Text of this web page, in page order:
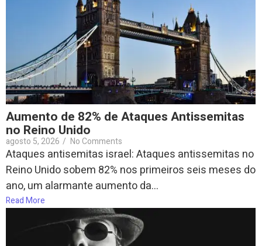
Aumento de 82% de Ataques Antissemitas
no Reino Unido
agosto 5, 2026 / No Comments
Ataques antisemitas israel: Ataques antissemitas no
Reino Unido sobem 82% nos primeiros seis meses do
ano, um alarmante aumento da...
Read More